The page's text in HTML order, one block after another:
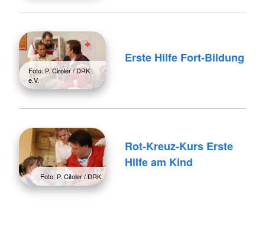
Foto: P. Ciroler / DRK
e.V.
Erste Hilfe Fort-Bildung
Foto: P. Citoler / DRK
Rot-Kreuz-Kurs Erste
Hilfe am Kind